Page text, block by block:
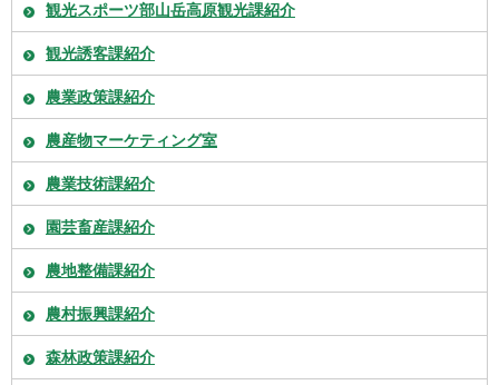
観光スポーツ部山岳高原観光課紹介
観光誘客課紹介
農業政策課紹介
農産物マーケティング室
農業技術課紹介
園芸畜産課紹介
農地整備課紹介
農村振興課紹介
森林政策課紹介